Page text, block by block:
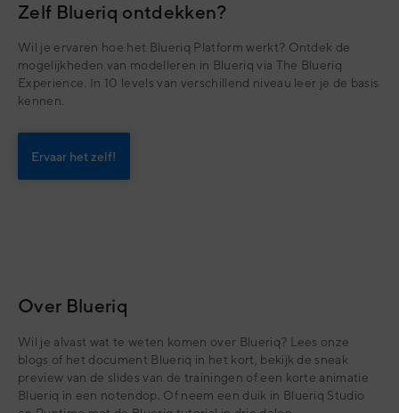
Zelf Blueriq ontdekken?
Wil je ervaren hoe het Blueriq Platform werkt? Ontdek de
mogelijkheden van modelleren in Blueriq via The Blueriq
Experience. In 10 levels van verschillend niveau leer je de basis
kennen.
Ervaar het zelf!
Over Blueriq
Wil je alvast wat te weten komen over Blueriq? Lees onze
blogs of het document Blueriq in het kort, bekijk de sneak
preview van de slides van de trainingen of een korte animatie
Blueriq in een notendop. Of neem een duik in Blueriq Studio